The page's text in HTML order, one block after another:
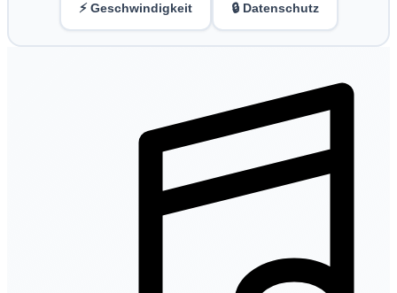
⚡ Geschwindigkeit 🔒 Datenschutz